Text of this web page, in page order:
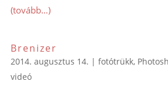
(tovább…)
Brenizer
2014. augusztus 14. | fotótrükk,
videó